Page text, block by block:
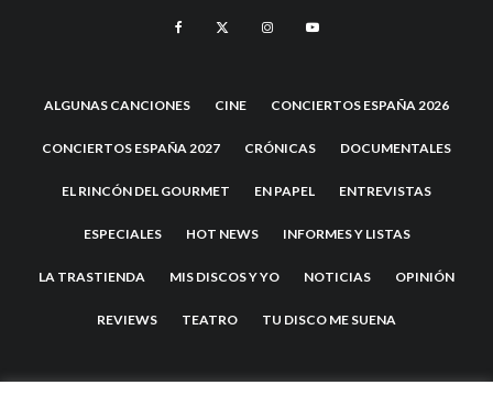
ALGUNAS CANCIONES CINE CONCIERTOS ESPAÑA 2026
CONCIERTOS ESPAÑA 2027 CRÓNICAS DOCUMENTALES
EL RINCÓN DEL GOURMET EN PAPEL ENTREVISTAS
ESPECIALES HOT NEWS INFORMES Y LISTAS
LA TRASTIENDA MIS DISCOS Y YO NOTICIAS OPINIÓN
REVIEWS TEATRO TU DISCO ME SUENA